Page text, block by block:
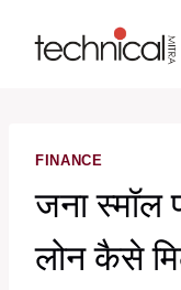
FINANCE
जना स्मॉल
लोन कैसे